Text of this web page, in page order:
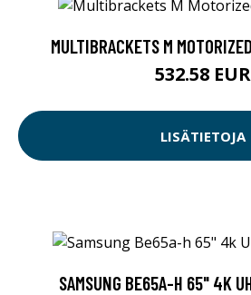
MULTIBRACKETS M
532.58 EUR
LISÄTIETOJA
SAMSUNG BE65A-H 65" 4K